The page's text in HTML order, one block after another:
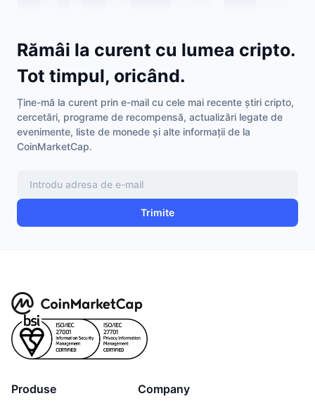
Rămâi la curent cu lumea cripto.
Tot timpul, oricând.
Ține-mă la curent prin e-mail cu cele mai recente știri cripto,
cercetări, programe de recompensă, actualizări legate de
evenimente, liste de monede și alte informații de la
CoinMarketCap.
Trimite
Produse Company